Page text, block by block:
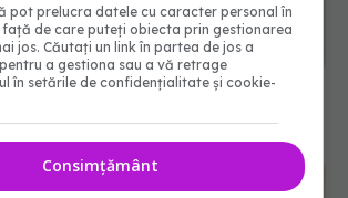
schimbată lama aparatului
care arată că nu mai este bună
pot prelucra datele cu caracter personal în
față de care puteți obiecta prin gestionarea
jos. Căutați un link în partea de jos a
a gestiona sau a vă retrage
în setările de confidențialitate și cookie-
Consimțământ